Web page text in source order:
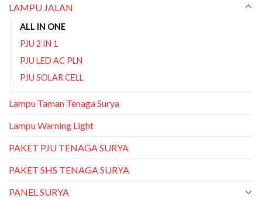
LAMPU JALAN
ALL IN ONE
PJU 2 IN 1
PJU LED AC PLN
PJU SOLAR CELL
Lampu Taman Tenaga Surya
Lampu Warning Light
PAKET PJU TENAGA SURYA
PAKET SHS TENAGA SURYA
PANEL SURYA